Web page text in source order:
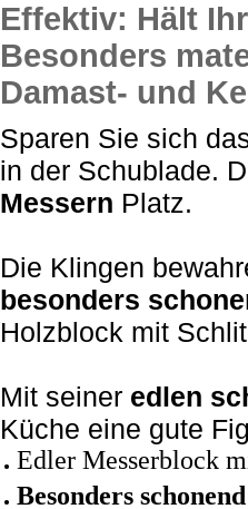
Effektiv: Hält
Besonders
Damast- und
Sparen Sie sich
in der Schublade.
Messern Platz.
Die Klingen
besonders
Holzblock mit
Mit seiner edlen
Küche eine gute
Edler Messerblock
Besonders schonend